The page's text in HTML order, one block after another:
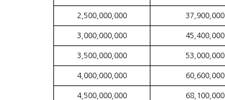
2,500,000,000 37,900,000
3,000,000,000 45,400,000
3,500,000,000 53,000,000
4,000,000,000 60,600,000
4,500,000,000 68,100,000